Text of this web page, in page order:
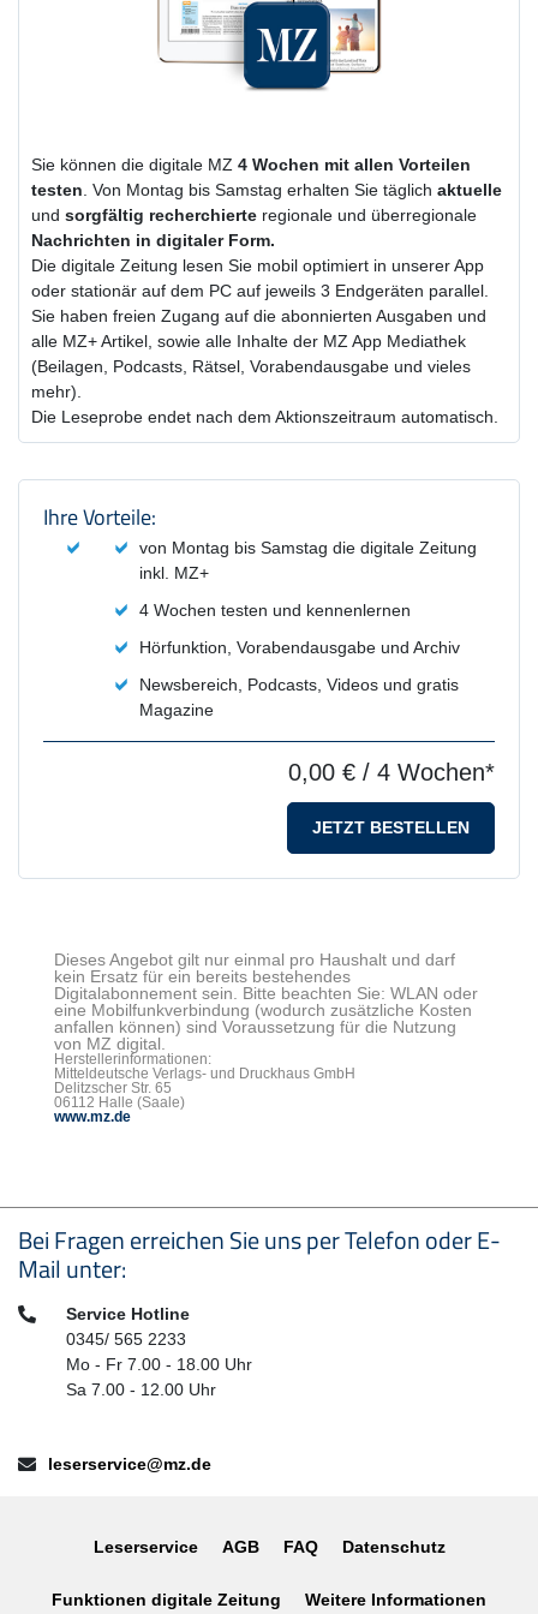
Sie können die digitale MZ 4 Wochen mit allen Vorteilen
testen. Von Montag bis Samstag erhalten Sie täglich aktuelle
und sorgfältig recherchierte regionale und überregionale
Nachrichten in digitaler Form.
Die digitale Zeitung lesen Sie mobil optimiert in unserer App
oder stationär auf dem PC auf jeweils 3 Endgeräten parallel.
Sie haben freien Zugang auf die abonnierten Ausgaben und
alle MZ+ Artikel, sowie alle Inhalte der MZ App Mediathek
(Beilagen, Podcasts, Rätsel, Vorabendausgabe und vieles
mehr).
Die Leseprobe endet nach dem Aktionszeitraum automatisch.
Produktzusammenfassung und
Ihre Vorteile:
von Montag bis Samstag die digitale Zeitung
inkl. MZ+
4 Wochen testen und kennenlernen
Hörfunktion, Vorabendausgabe und Archiv
Newsbereich, Podcasts, Videos und gratis
Magazine
0,00 € / 4 Wochen*
JETZT BESTELLEN
Dieses Angebot gilt nur einmal pro Haushalt und darf
kein Ersatz für ein bereits bestehendes
Digitalabonnement sein. Bitte beachten Sie: WLAN oder
eine Mobilfunkverbindung (wodurch zusätzliche Kosten
anfallen können) sind Voraussetzung für die Nutzung
von MZ digital.
Herstellerinformationen:
Mitteldeutsche Verlags- und Druckhaus GmbH
Delitzscher Str. 65
06112 Halle (Saale)
www.mz.de
Seitenfußbereich
Bei Fragen erreichen Sie uns per Telefon oder E-
Mail unter:
Telefon:Service Hotline
0345/ 565 2233
Mo - Fr 7.00 - 18.00 Uhr
Sa 7.00 - 12.00 Uhr
E-Mail:leserservice@mz.de
Leserservice AGB FAQ Datenschutz
Funktionen digitale Zeitung Weitere Informationen